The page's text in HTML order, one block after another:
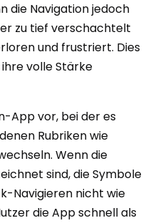
die Navigation jedoch
zu tief verschachtelt
und frustriert. Dies
volle Stärke
App vor, bei der es
Rubriken wie
Wenn die
sind, die Symbole
Navigieren nicht wie
die App schnell als